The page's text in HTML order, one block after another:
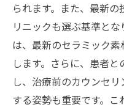
られます。また、最新
リニックも選ぶ基準と
は、最新のセラミック
します。さらに、患者
し、治療前のカウンセ
する姿勢も重要です。